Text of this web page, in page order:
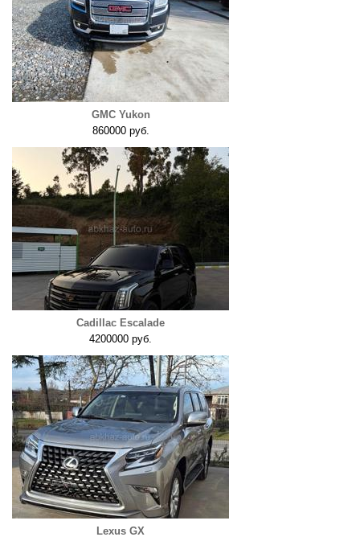
GMC Yukon
860000 руб.
Cadillac Escalade
4200000 руб.
Lexus GX